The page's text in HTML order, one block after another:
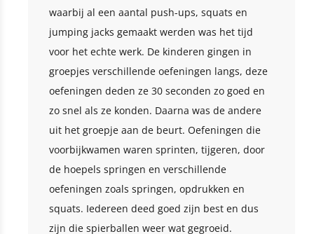
waarbij al een aantal push-ups, squats en
jumping jacks gemaakt werden was het tijd
voor het echte werk. De kinderen gingen in
groepjes verschillende oefeningen langs, deze
oefeningen deden ze 30 seconden zo goed en
zo snel als ze konden. Daarna was de andere
uit het groepje aan de beurt. Oefeningen die
voorbijkwamen waren sprinten, tijgeren, door
de hoepels springen en verschillende
oefeningen zoals springen, opdrukken en
squats. Iedereen deed goed zijn best en dus
zijn die spierballen weer wat gegroeid.